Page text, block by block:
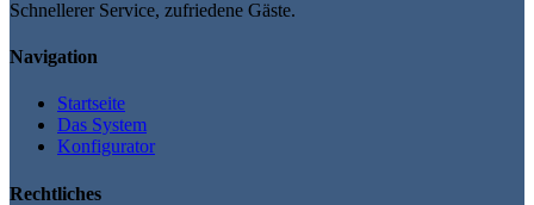
Schnellerer Service, zufriedene Gäste.
Navigation
Startseite
Das System
Konfigurator
Rechtliches